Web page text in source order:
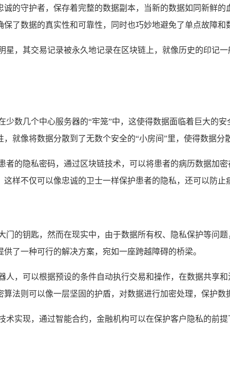
的守护者，保存着完整的数据副本，当新的数据如同新鲜
了数据的真实性和可靠性，同时也巧妙地避免了单点故障和
，其交易记录被永久地记录在区块链上，就像历史的印记
数几个中心服务器的“牢笼”中，这使得数据面临着巨大的
就像将数据分散到了无数个安全的“小房间”里，使得数据
的隐私密码，通过区块链技术，可以将患者的病历数据加
样不仅可以像忠诚的卫士一样保护患者的隐私，还可以防
的钥匙，然而在现实中，由于数据所有权、隐私保护等问
了一种可行的解决方案，宛如一座跨越障碍的桥梁。
，可以根据预设的条件自动执行交易和操作，在数据共享
法则可以像一层坚固的护盾，对数据进行加密处理，保护数
实现，通过智能合约，金融机构可以在保护客户隐私的前